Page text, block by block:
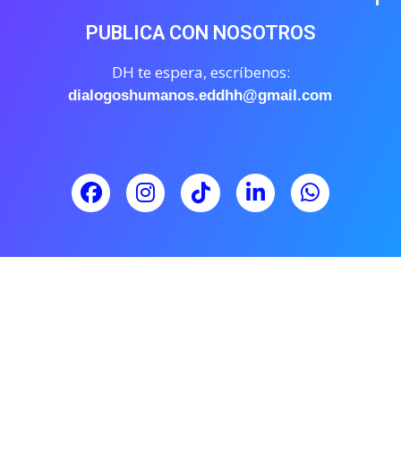
PUBLICA CON NOSOTROS
DH te espera, escríbenos:
dialogoshumanos.eddhh@gmail.com